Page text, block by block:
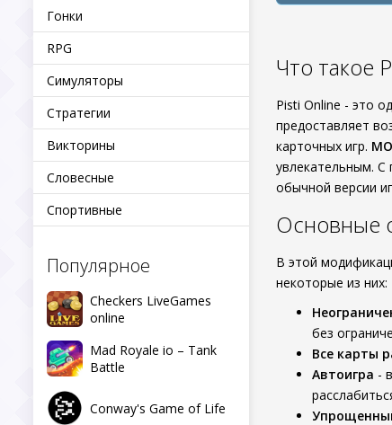
Гонки
RPG
Симуляторы
Стратегии
Викторины
Словесные
Спортивные
Популярное
Checkers LiveGames
online
Mad Royale io – Tank
Battle
Conway's Game of Life
Что такое
Pisti Online - это
предоставляет
карточных игр.
увлекательным.
обычной версии
Основные
В этой
некоторые из них:
без
Все карты
Автоигра -